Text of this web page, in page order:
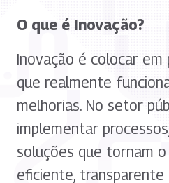
O que é Inovação?
Inovação é colocar em
que realmente
melhorias. No setor
implementar
soluções que tornam
eficiente, transparente